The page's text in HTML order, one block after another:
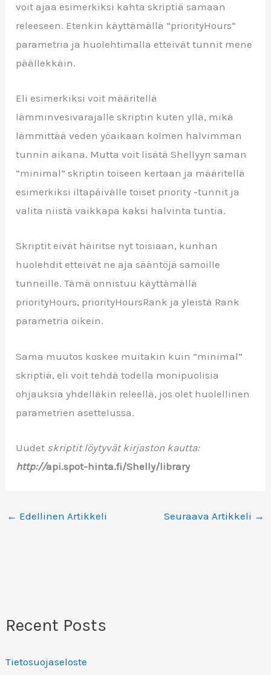
Recent Posts
Tietosuojaseloste
voit ajaa esimerkiksi kahta skriptiä samaan
releeseen. Etenkin käyttämällä ”priorityHours”
parametria ja huolehtimalla etteivät tunnit mene
päällekkäin.
Eli esimerkiksi voit määritellä
lämminvesivarajalle skriptin kuten yllä, mikä
lämmittää veden yöaikaan kolmen halvimman
tunnin aikana. Mutta voit lisätä Shellyyn saman
”minimal” skriptin toiseen kertaan ja määritellä
esimerkiksi iltapäivälle toiset priority -tunnit ja
valita niistä vaikkapa kaksi halvinta tuntia.
Skriptit eivät häiritse nyt toisiaan, kunhan
huolehdit etteivät ne aja sääntöjä samoille
tunneille. Tämä onnistuu käyttämällä
priorityHours, priorityHoursRank ja yleistä Rank
parametria oikein.
Sama muutos koskee muitakin kuin ”minimal”
skriptiä, eli voit tehdä todella monipuolisia
ohjauksia yhdelläkin releellä, jos olet huolellinen
parametrien asettelussa.
Uudet skriptit löytyvät kirjaston kautta:
http://api.spot-hinta.fi/Shelly/library
← Edellinen Artikkeli Seuraava Artikkeli →